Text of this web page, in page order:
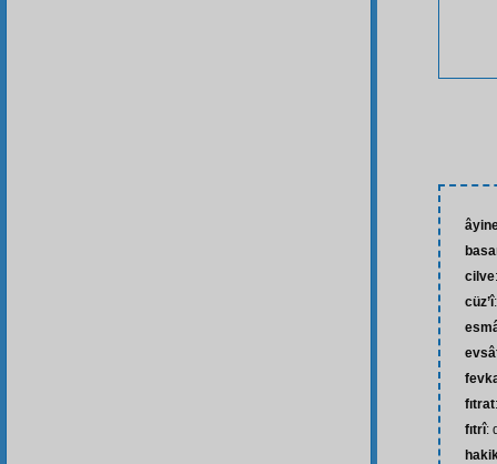
cilve
cüz’î
fıtrat
fıtrî: